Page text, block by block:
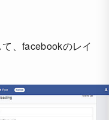
、facebookのレイ